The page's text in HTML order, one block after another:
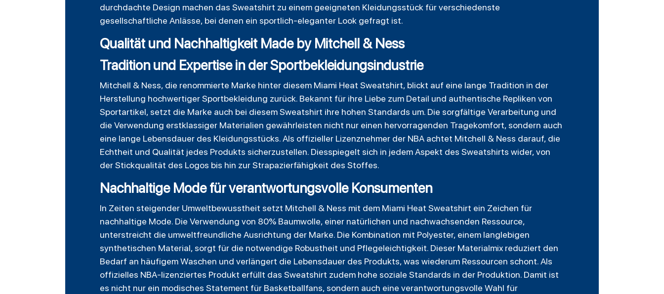
durchdachte Design machen das Sweatshirt zu einem geeigneten Kleidungsstück für verschiedenste
gesellschaftliche Anlässe, bei denen ein sportlich-eleganter Look gefragt ist.
Qualität und Nachhaltigkeit Made by Mitchell & Ness
Tradition und Expertise in der Sportbekleidungsindustrie
Mitchell & Ness, die renommierte Marke hinter diesem Miami Heat Sweatshirt, blickt auf eine lange Tradition in der
Herstellung hochwertiger Sportbekleidung zurück. Bekannt für ihre Liebe zum Detail und authentische Repliken von
Sportartikel, setzt die Marke auch bei diesem Sweatshirt ihre hohen Standards um. Die sorgfältige Verarbeitung und
die Verwendung erstklassiger Materialien gewährleisten nicht nur einen hervorragenden Tragekomfort, sondern auch
eine lange Lebensdauer des Kleidungsstücks. Als offizieller Lizenznehmer der NBA achtet Mitchell & Ness darauf, die
Echtheit und Qualität jedes Produkts sicherzustellen. Diesspiegelt sich in jedem Aspekt des Sweatshirts wider, von
der Stickqualität des Logos bis hin zur Strapazierfähigkeit des Stoffes.
Nachhaltige Mode für verantwortungsvolle Konsumenten
In Zeiten steigender Umweltbewusstheit setzt Mitchell & Ness mit dem Miami Heat Sweatshirt ein Zeichen für
nachhaltige Mode. Die Verwendung von 80% Baumwolle, einer natürlichen und nachwachsenden Ressource,
unterstreicht die umweltfreundliche Ausrichtung der Marke. Die Kombination mit Polyester, einem langlebigen
synthetischen Material, sorgt für die notwendige Robustheit und Pflegeleichtigkeit. Dieser Materialmix reduziert den
Bedarf an häufigem Waschen und verlängert die Lebensdauer des Produkts, was wiederum Ressourcen schont. Als
offizielles NBA-lizenziertes Produkt erfüllt das Sweatshirt zudem hohe soziale Standards in der Produktion. Damit ist
es nicht nur ein modisches Statement für Basketballfans, sondern auch eine verantwortungsvolle Wahl für